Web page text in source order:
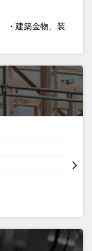
・建築金物、装